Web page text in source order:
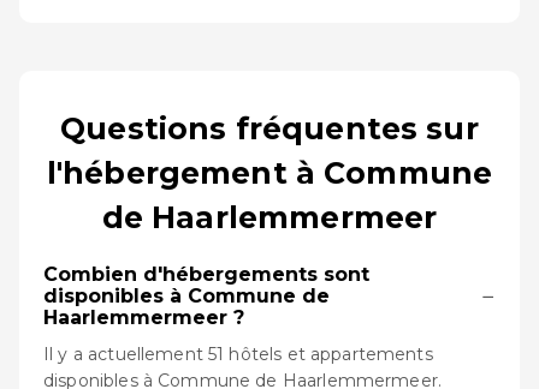
Questions fréquentes sur
l'hébergement à Commune
de Haarlemmermeer
Combien d'hébergements sont
disponibles à Commune de
Haarlemmermeer ?
−
Il y a actuellement 51 hôtels et appartements
disponibles à Commune de Haarlemmermeer.